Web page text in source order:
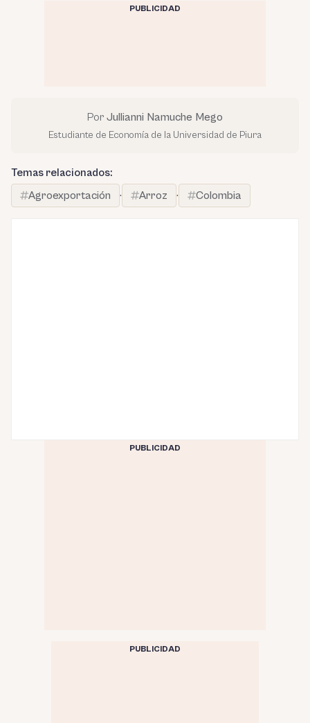
PUBLICIDAD
Por Jullianni Namuche Mego
Estudiante de Economía de la Universidad de Piura
Temas relacionados:
Agroexportación
· Arroz · Colombia
PUBLICIDAD
PUBLICIDAD